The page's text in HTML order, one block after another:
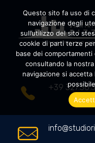
Amministrazioni Rizzardo
+39
Questo sito fa uso di
navigazione degli
sull’utilizzo del sito
cookie di parti terze
base dei
consultando la
navigazione si accetta